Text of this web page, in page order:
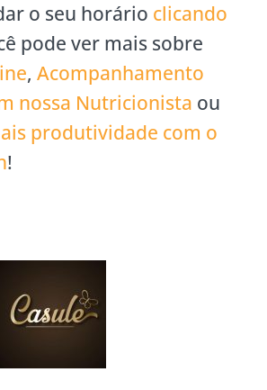
o seu horário clicando
pode ver mais sobre
, Acompanhamento
nossa Nutricionista ou
produtividade com o
!